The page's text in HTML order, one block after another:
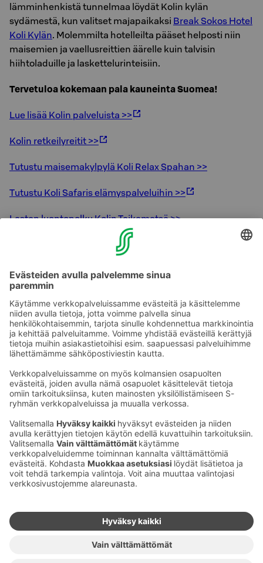
lämminhenkistä tunnelmaa löydät Kolin kylän
sydämestä, kun valitset majapaikaksi Break Sokos Hotel
Koli Kylän. Molemmilta hotelleilta pääset helposti niin
maisemien ja vaellusreittien äärelle kuin talvisin
hiihtoladuille ja laskettelurinteisiin.
Tervetuloa kokemaan pala kauneinta Suomea!
Lue lisää Kolin palveluista >>
Kolin retkeilyreitit >>
Tutustu maisemakylpylä Koli Relax Spahan >>
Tutustu Koli Safaris elämyspalveluihin >>
Lasten luontopolku Kolin Taikametsä >>
Kurkkaa menovinkit Kolin tapahtumakalenterista >>
Majoitukset:
Yövy Kolin kylällä >>
Ota yhteyttä
Hotellien yhteystiedot
Asiakaspalvelun yhteystiedot›
Palaute
Anna palautetta
Sokos Hotels uutiskirje
Tilaa uutiskirje
Saat Sokos Hotellien uusimmat
edut ja uutiset sähköpostiisi
kuukausittain.
Palkinnot ja sertifikaatit
Sokos Hotels somessa
Sokos Hotels
Facebookissa
Sokos Hotels
Sokos
Hotels
Sokos
Hotels